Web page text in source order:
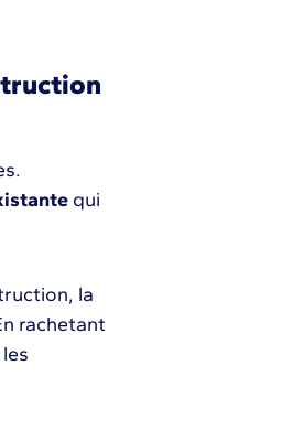
qui
la
rachetant